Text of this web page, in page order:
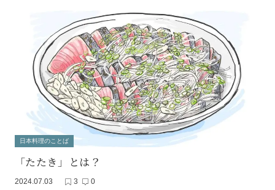
日本料理のことば
「たたき」とは？
2024.07.03 3 0